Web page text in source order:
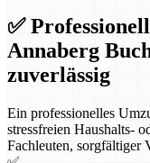
✅
Annaberg
zuverlässig
Ein professionelles
stressfreien Haushalts-
Fachleuten, sorgfältiger